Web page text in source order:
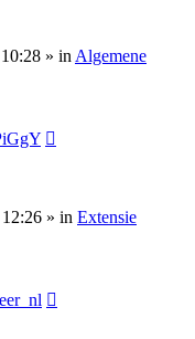
» inAlgemene
» in Extensie